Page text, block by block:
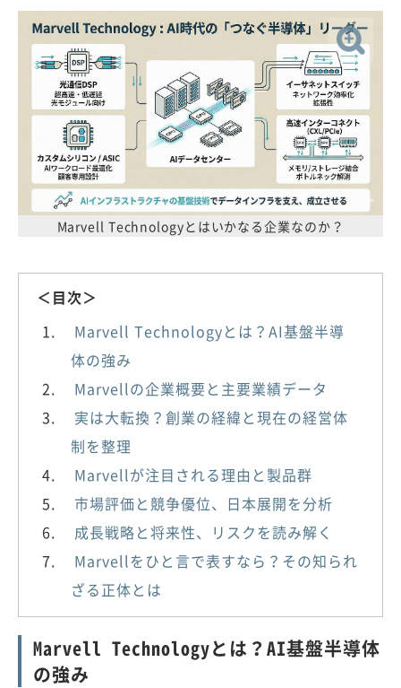
Marvell Technologyとはいかなる企業なのか？
＜目次＞
Marvell Technologyとは？AI基盤半導
体の強み
Marvellの企業概要と主要業績データ
実は大転換？創業の経緯と現在の経営体
制を整理
Marvellが注目される理由と製品群
市場評価と競争優位、日本展開を分析
成長戦略と将来性、リスクを読み解く
Marvellをひと言で表すなら？その知られ
ざる正体とは
Marvell Technologyとは？AI基盤半導体
の強み